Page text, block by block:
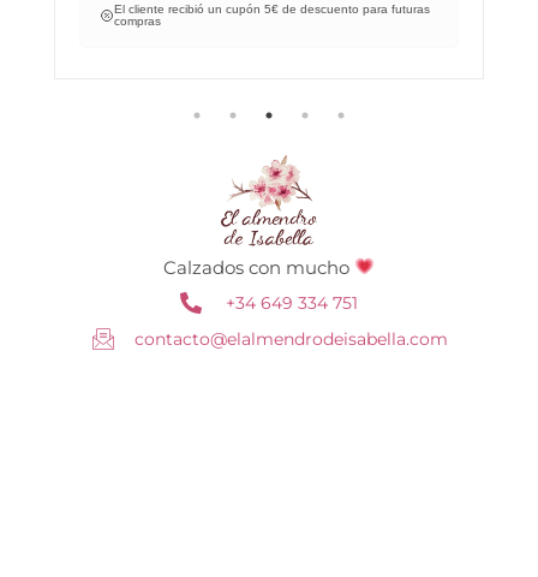
El cliente recibió un cupón 5€ de descuento para futuras
compras
Calzados con mucho
+34 649 334 751
contacto@elalmendrodeisabella.com